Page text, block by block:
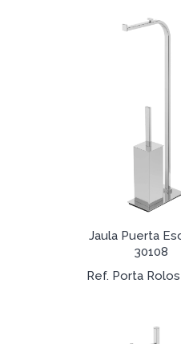
Jaula Puerta
30108
Ref. Porta